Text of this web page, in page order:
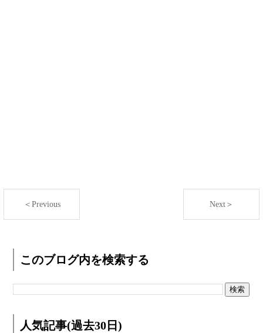
＜Previous Next＞
このブログ内を検索する
人気記事(過去30日)